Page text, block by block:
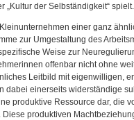
der Selbständigkeit“ spielt.
einer ganz
zur Umgestaltung des
Weise zur
offenbar nicht ohne
Leitbild mit eigenwilligen,
dabei einerseits widerständige
produktive Ressource dar, die
produktiven